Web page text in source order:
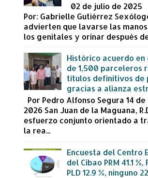
02 de julio de 2025
Por: Gabrielle Gutiérrez
advierten que lavarse las
los genitales y orinar después
Histórico acuerdo en
de 1,500 parceleros
títulos definitivos de
gracias a alianza
Por Pedro Alfonso Segura 14
2026 San Juan de la Maguana,
esfuerzo conjunto orientado a
la rea...
Encuesta del Centro
del Cibao PRM 41.1 %,
PLD 12.9 %, ninguno